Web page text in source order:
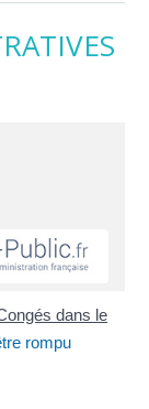
dans le
rompu